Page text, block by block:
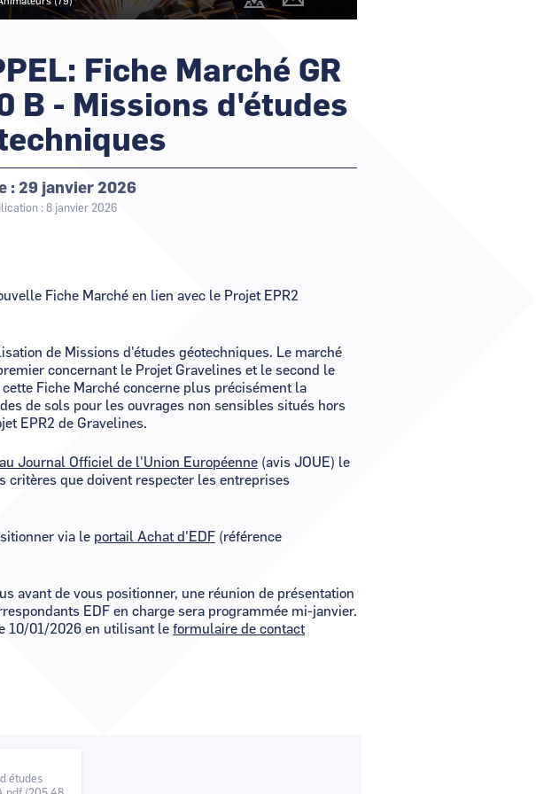
Comment demander un nouveau mot de passe ?
Comment supprimer mon compte ?
Contactez-nous
@cartography_link_title
Contacter
Fiche Marché GR
B - Missions d'études
29 janvier 2026
: 8 janvier 2026
Fiche Marché en lien avec le Projet EPR2
de Missions d'études géotechniques. Le marché
concernant le Projet Gravelines et le second le
Fiche Marché concerne plus précisément la
de sols pour les ouvrages non sensibles situés hors
EPR2 de Gravelines.
Journal Officiel de l'Union Européenne (avis JOUE) le
critères que doivent respecter les entreprises
via le portail Achat d'EDF (référence
avant de vous positionner, une réunion de présentation
EDF en charge sera programmée mi-janvier.
10/01/2026 en utilisant le formulaire de contact
études